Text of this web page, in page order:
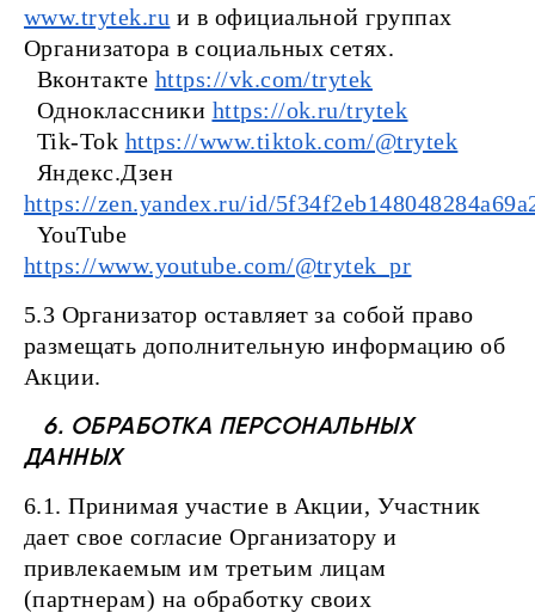
www.trytek.ru и в официальной группах
Организатора в социальных сетях.
Вконтакте https://vk.com/trytek
Одноклассники https://ok.ru/trytek
Tik-Tok https://www.tiktok.com/@trytek
Яндекс.Дзен
https://zen.yandex.ru/id/
YouTube
https://www.youtube.com/@trytek_pr
5.3 Организатор оставляет за собой право
размещать дополнительную информацию об
Акции.
6. ОБРАБОТКА ПЕРСОНАЛЬНЫХ
ДАННЫХ
6.1. Принимая участие в Акции, Участник
дает свое согласие Организатору и
привлекаемым им третьим лицам
(партнерам) на обработку своих